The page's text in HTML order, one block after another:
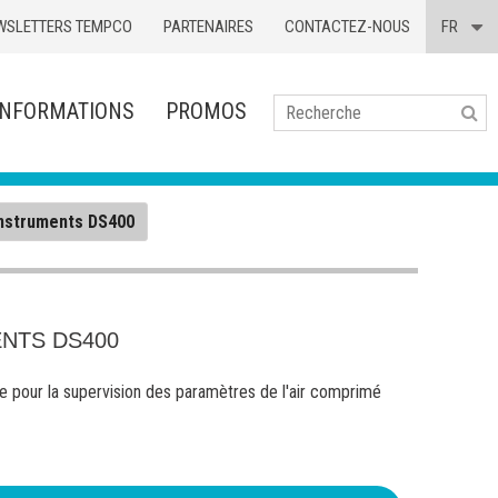
TEMPCO PARTENAIRES FR
CONTACTEZ-NOUS
PROMOS
DS400
DS400
pour la supervision des paramètres de l'air comprimé